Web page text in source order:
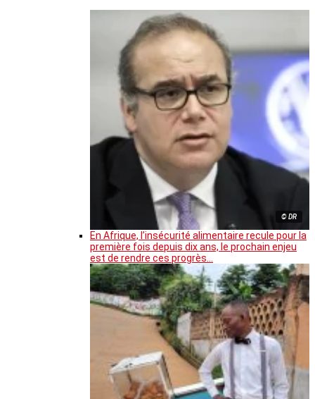
© DR
En Afrique, l’insécurité alimentaire recule pour la
première fois depuis dix ans, le prochain enjeu
est de rendre ces progrès…